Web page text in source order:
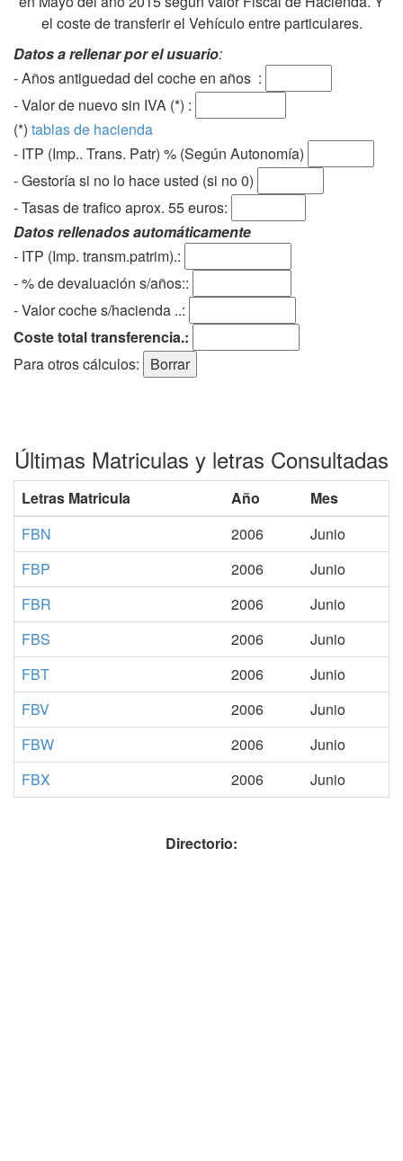
el coste de transferir el Vehículo entre particulares.
Datos a rellenar por el usuario:
- Años antiguedad del coche en años :
- Valor de nuevo sin IVA (*) :
(*) tablas de hacienda
- ITP (Imp.. Trans. Patr) % (Según Autonomía)
- Gestoría si no lo hace usted (si no 0)
-Tasas de trafico aprox. 55 euros:
Datos rellenados automáticamente
- ITP (Imp. transm.patrim).:
- % de devaluación s/años::
- Valor coche s/hacienda ..:
Coste total transferencia.:
Para otros cálculos:
Últimas Matriculas y letras Consultadas
Letras Matricula Año
Mes
FBN
2006
Junio
FBP
2006
Junio
FBR
2006
Junio
FBS
2006
Junio
FBT
2006
Junio
FBV
2006
Junio
FBW
2006
Junio
FBX
2006 Junio
Directorio: